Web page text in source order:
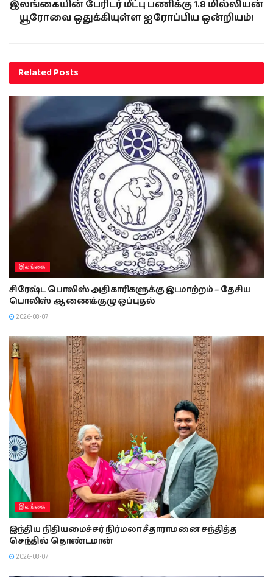
இலங்கையின் பேரிடர் மீட்பு பணிக்கு 1.8 மில்லியன்
யூரோவை ஒதுக்கியுள்ள ஐரோப்பிய ஒன்றியம்!
RelatedPosts
இலங்கை
சிரேஷ்ட பொலிஸ் அதிகாரிகளுக்கு இடமாற்றம் – தேசிய
பொலிஸ் ஆணைக்குழு ஒப்புதல்
2026-08-07
இலங்கை
இந்திய நிதியமைச்சர் நிர்மலா சீதாராமனை சந்தித்த
செந்தில் தொண்டமான்
2026-08-07